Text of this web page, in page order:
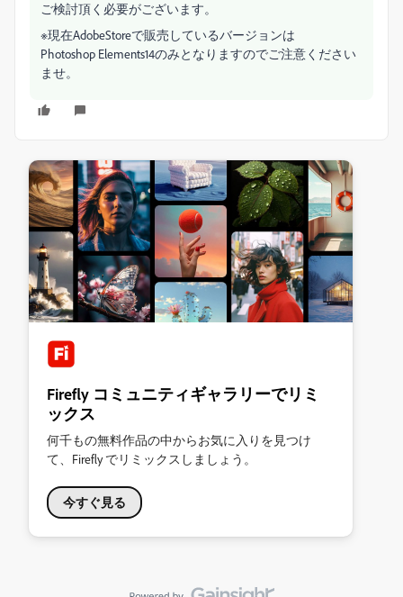
ご検討頂く必要がございます。
※現在AdobeStoreで販売しているバージョンは
Photoshop Elements14のみとなりますのでご注意ください
ませ。
Firefly コミュニティギャラリーでリミ
ックス
何千もの無料作品の中からお気に入りを見つけ
て、Firefly でリミックスしましょう。
今すぐ見る